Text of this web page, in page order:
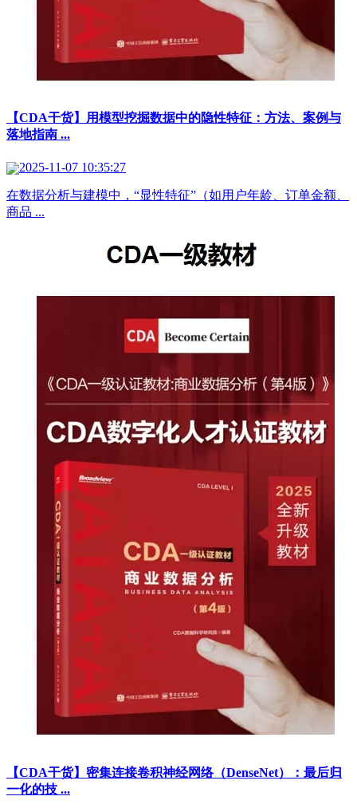
【CDA干货】用模型挖掘数据中的隐性特征：方法、案例与
落地指南 ...
2025-11-07 10:35:27
在数据分析与建模中，“显性特征”（如用户年龄、订单金额、
商品 ...
【CDA干货】密集连接卷积神经网络（DenseNet）：最后归
一化的技 ...